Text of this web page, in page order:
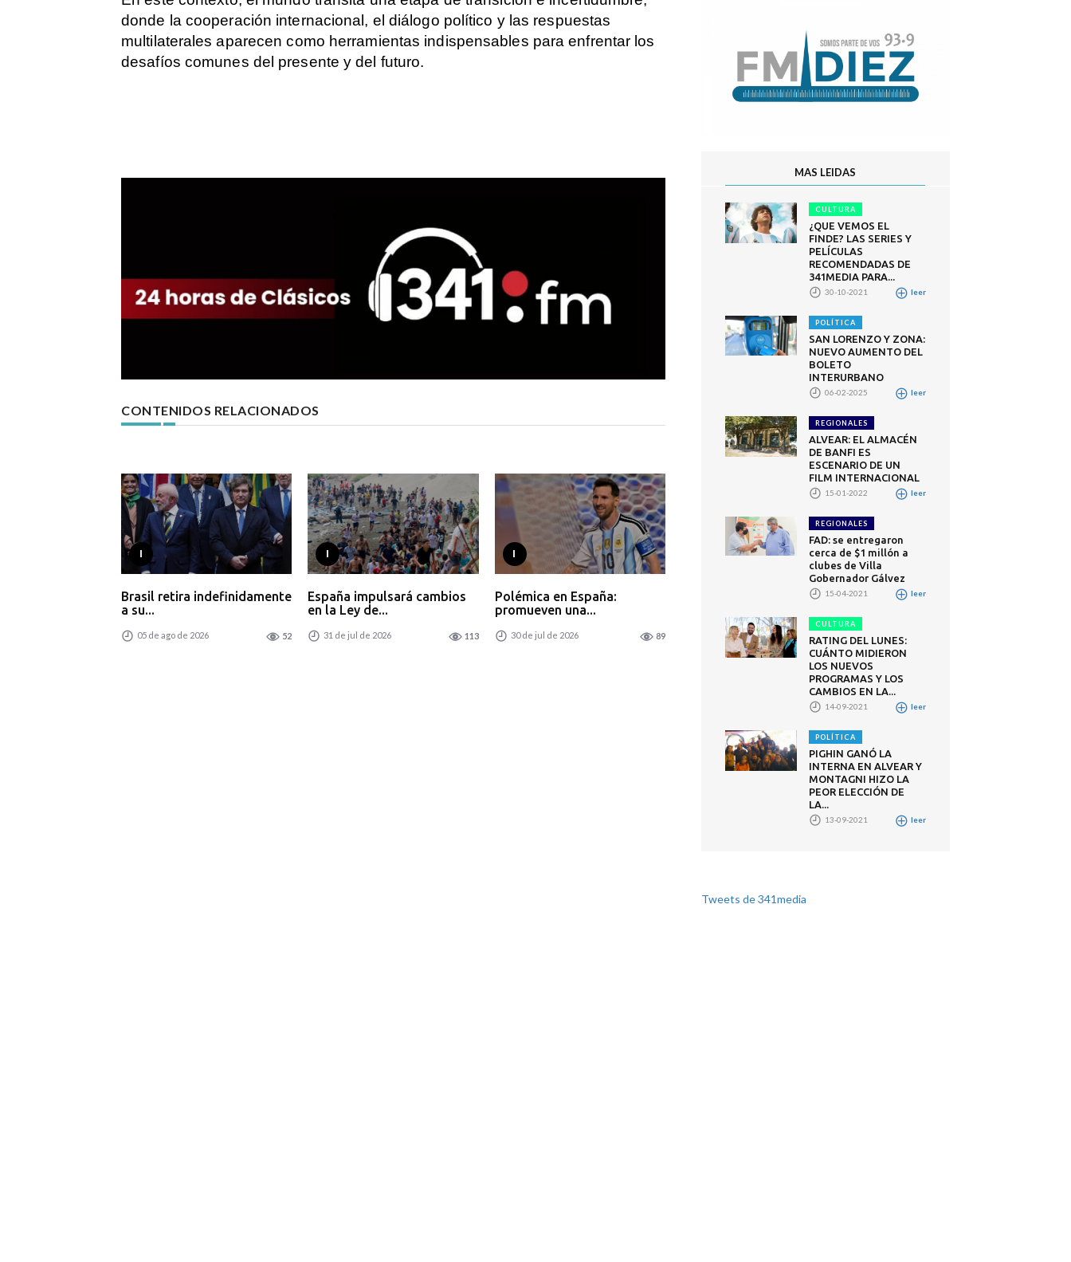
donde la cooperación internacional, el diálogo político y las respuestas
multilaterales aparecen como herramientas indispensables para enfrentar los
desafíos comunes del presente y del futuro.
CONTENIDOS RELACIONADOS
I
Brasil retira indefinidamente
a su...
05 de ago de 2026 52
I
España impulsará cambios
en la Ley de...
31 de jul de 2026 113
I
Polémica en España:
promueven una...
30 de jul de 2026 89
MAS LEIDAS
CULTURA
¿QUE VEMOS EL
FINDE? LAS SERIES Y
PELÍCULAS
RECOMENDADAS DE
341MEDIA PARA...
30-10-2021 leer
POLÍTICA
SAN LORENZO Y ZONA:
NUEVO AUMENTO DEL
BOLETO
INTERURBANO
06-02-2025 leer
REGIONALES
ALVEAR: EL ALMACÉN
DE BANFI ES
ESCENARIO DE UN
FILM INTERNACIONAL
15-01-2022 leer
REGIONALES
FAD: se entregaron
cerca de $1 millón a
clubes de Villa
Gobernador Gálvez
15-04-2021 leer
CULTURA
RATING DEL LUNES:
CUÁNTO MIDIERON
LOS NUEVOS
PROGRAMAS Y LOS
CAMBIOS EN LA...
14-09-2021 leer
POLÍTICA
PIGHIN GANÓ LA
INTERNA EN ALVEAR Y
MONTAGNI HIZO LA
PEOR ELECCIÓN DE
LA...
13-09-2021 leer
Tweets de 341media